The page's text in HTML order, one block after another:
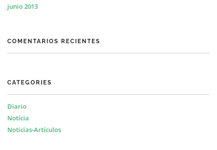
junio 2013
COMENTARIOS RECIENTES
CATEGORIES
Diario
Notícia
Noticias-Artículos